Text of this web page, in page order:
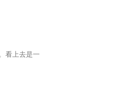
看上去是一